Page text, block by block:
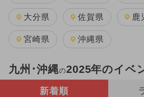
大分県 佐賀県 鹿
宮崎県 沖縄県
九州･沖縄の2025年のイベ
新着順